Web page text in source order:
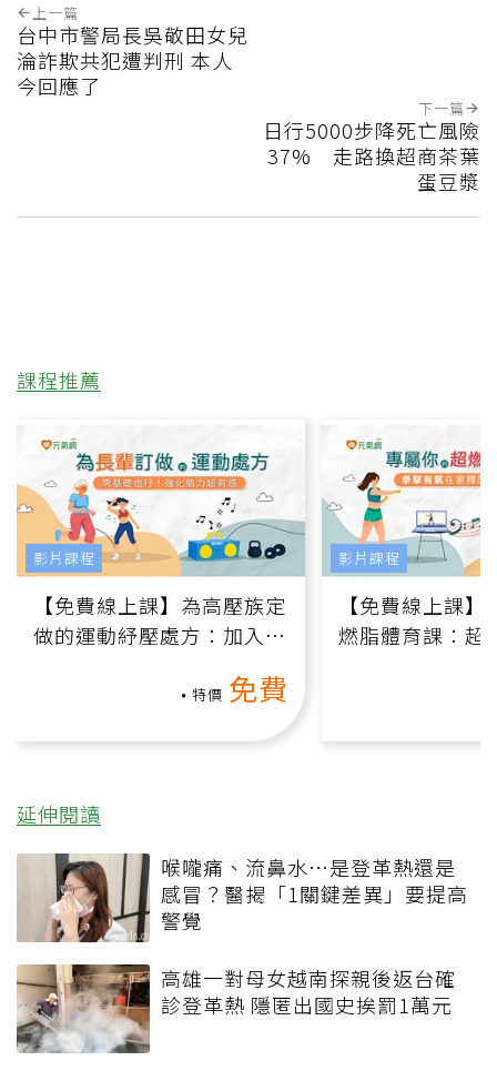
上一篇
台中市警局長吳敬田女兒
淪詐欺共犯遭判刑 本人
今回應了
下一篇
日行5000步降死亡風險
37% 走路換超商茶葉
蛋豆漿
課程推薦
【免費線上課】為高壓族定
做的運動紓壓處方：加入行
特價 免費
影片課程
【免費線上課
燃脂體育課：超
影片課程
延伸閱讀
喉嚨痛、流鼻水⋯是登革熱還是
感冒？醫揭「1關鍵差異」要提高
警覺
高雄一對母女越南探親後返台確
診登革熱 隱匿出國史挨罰1萬元